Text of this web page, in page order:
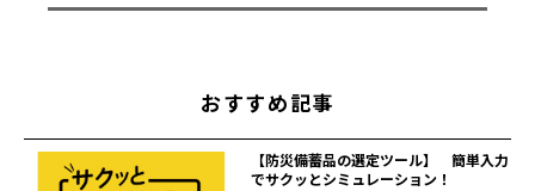
おすすめ記事
【防災備蓄品の選定ツール】 簡単入力
でサクッとシミュレーション！